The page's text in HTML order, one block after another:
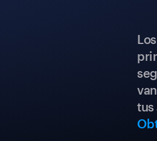
tus